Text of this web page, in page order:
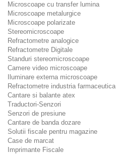
Microscoape cu transfer lumina
Microscoape metalurgice
Microscoape polarizate
Stereomicroscoape
Refractometre analogice
Refractometre Digitale
Standuri stereomicroscoape
Camere video microscoape
Iluminare externa microscoape
Refractometre industria farmaceutica
Cantare si balante atex
Traductori-Senzori
Senzori de presiune
Cantare de banda dozare
Solutii fiscale pentru magazine
Case de marcat
Imprimante Fiscale